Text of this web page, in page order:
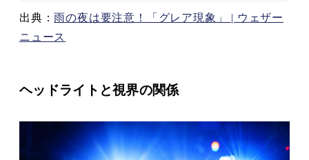
出典：雨の夜は要注意！「グレア現象」 | ウェザー
ニュース
ヘッドライトと視界の関係